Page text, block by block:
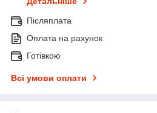
Післяплата
Оплата на рахунок
Готівкою
Всі умови оплати